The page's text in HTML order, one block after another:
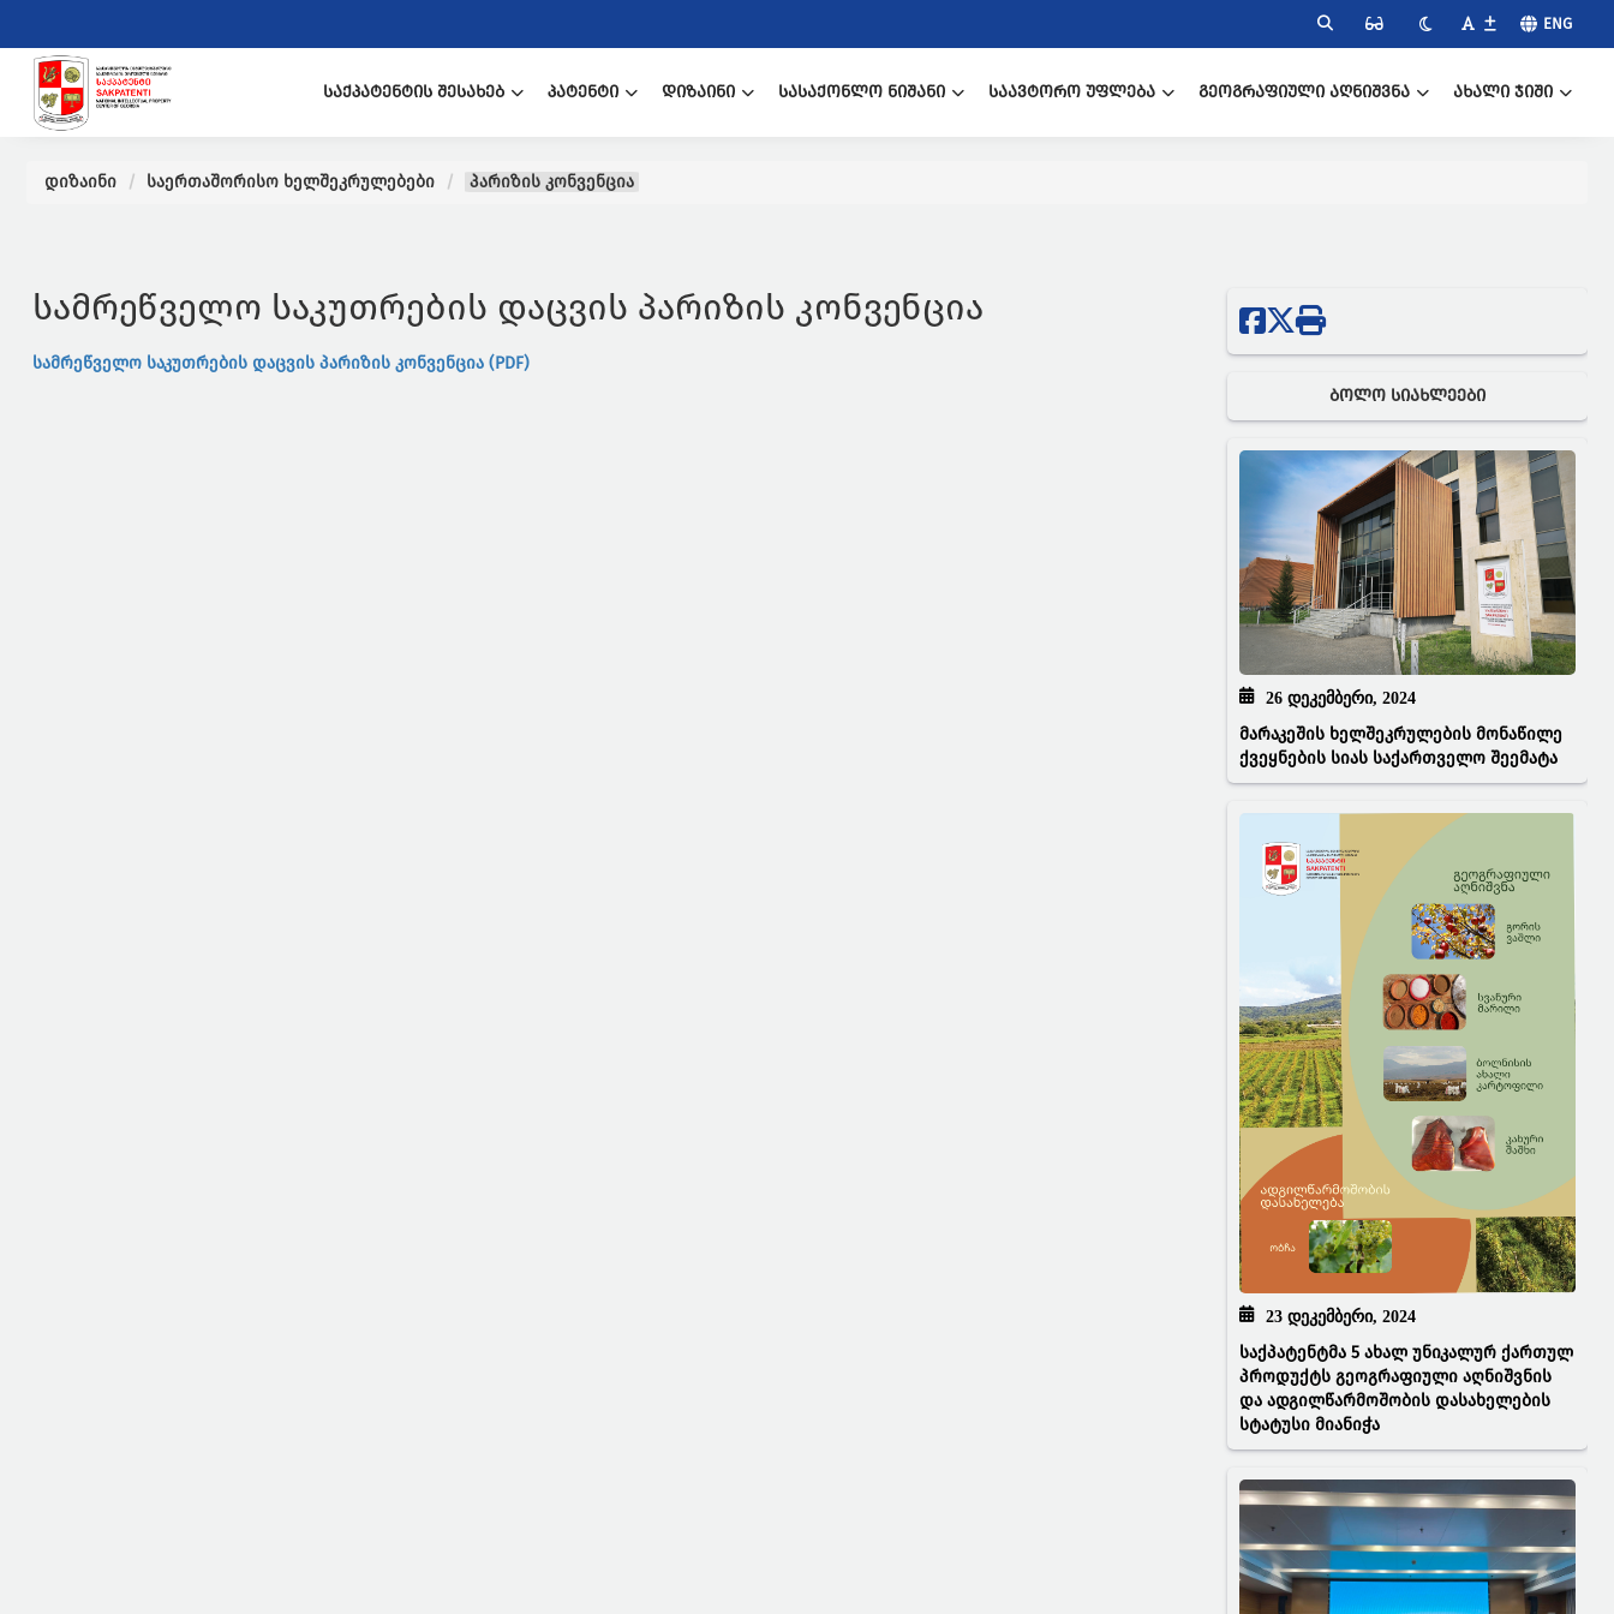
ENG
ᲡᲐᲥᲞᲐᲢᲔᲜᲢᲘᲡ ᲨᲔᲡᲐᲮᲔᲑ ᲞᲐᲢᲔᲜᲢᲘ ᲓᲘᲖᲐᲘᲜᲘ ᲡᲐᲡᲐᲥᲝᲜᲚᲝ ᲜᲘᲨᲐᲜᲘ ᲡᲐᲐᲕᲢᲝᲠᲝ ᲣᲤᲚᲔᲑᲐ ᲒᲔᲝᲒᲠᲐᲤᲘᲣᲚᲘ ᲐᲦᲜᲘᲨᲕᲜᲐ ᲐᲮᲐᲚᲘ ᲯᲘᲨᲘ
დიზაინი საერთაშორისო ხელშეკრულებები პარიზის კონვენცია
სამრეწველო საკუთრების დაცვის პარიზის კონვენცია
სამრეწველო საკუთრების დაცვის პარიზის კონვენცია (PDF)
ᲑᲝᲚᲝ ᲡᲘᲐᲮᲚᲔᲔᲑᲘ
26 ᲓᲔᲙᲔᲛᲑᲔᲠᲘ, 2024
მარაკეშის ხელშეკრულების მონაწილე
ქვეყნების სიას საქართველო შეემატა
23 ᲓᲔᲙᲔᲛᲑᲔᲠᲘ, 2024
საქპატენტმა 5 ახალ უნიკალურ ქართულ
პროდუქტს გეოგრაფიული აღნიშვნის
და ადგილწარმოშობის დასახელების
სტატუსი მიანიჭა